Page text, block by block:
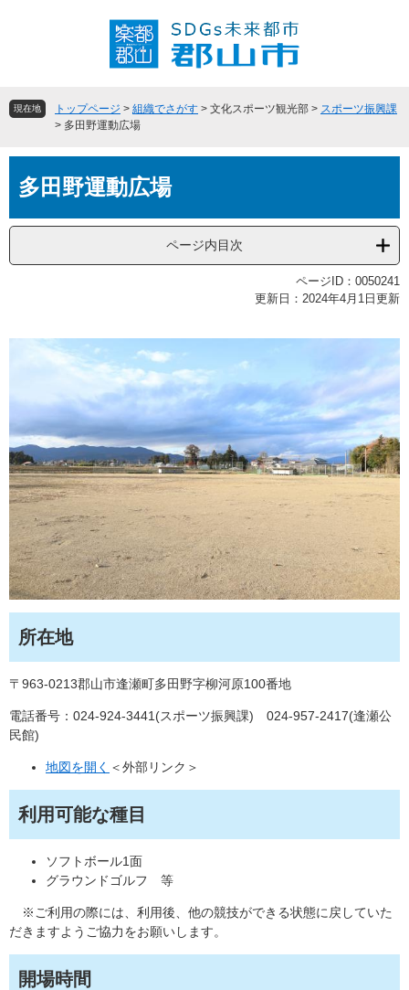
頭
飛
へ
現在地 トップページ > 組織でさがす > 文化スポーツ観光部 > スポーツ振興課
> 多田野運動広場
文多田野運動広場
ページ内目次
ページID：0050241
更新日：2024年4月1日更新
所在地
〒963-0213郡山市逢瀬町多田野字柳河原100番地
電話番号：024-924-3441(スポーツ振興課) 024-957-2417(逢瀬公
民館)
地図を開く ＜外部リンク＞
利用可能な種目
ソフトボール1面
グラウンドゴルフ 等
※ご利用の際には、利用後、他の競技ができる状態に戻していた
だきますようご協力をお願いします。
開場時間